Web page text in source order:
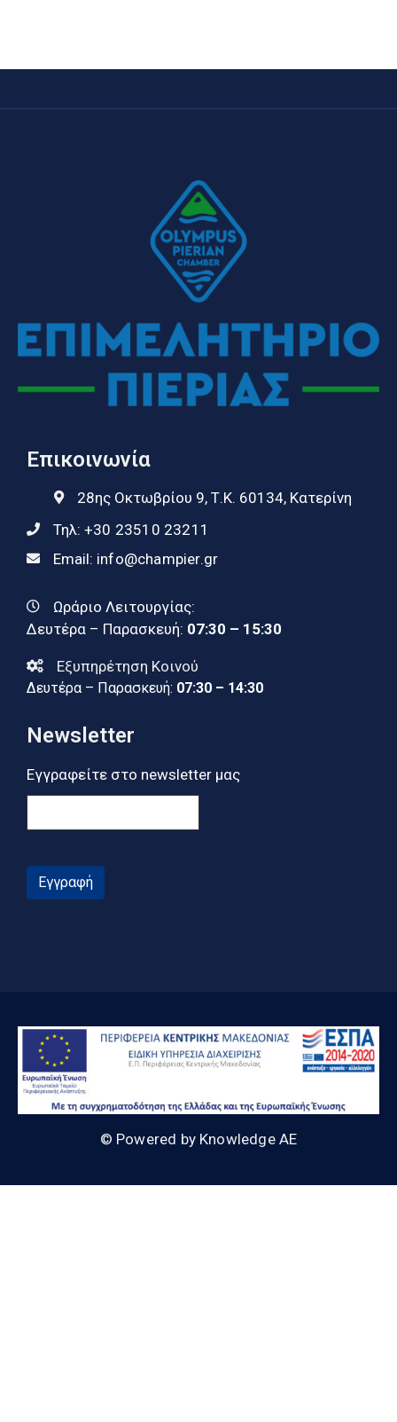
Επικοινωνία
28ης Οκτωβρίου 9, Τ.Κ. 60134, Κατερίνη
Τηλ: +30 23510 23211
Email: info@champier.gr
Ωράριο Λειτουργίας:
Δευτέρα – Παρασκευή: 07:30 – 15:30
Εξυπηρέτηση Κοινού
Δευτέρα – Παρασκευή: 07:30 – 14:30
Newsletter
Εγγραφείτε στο newsletter μας
Εγγραφή
© Powered by Knowledge AE